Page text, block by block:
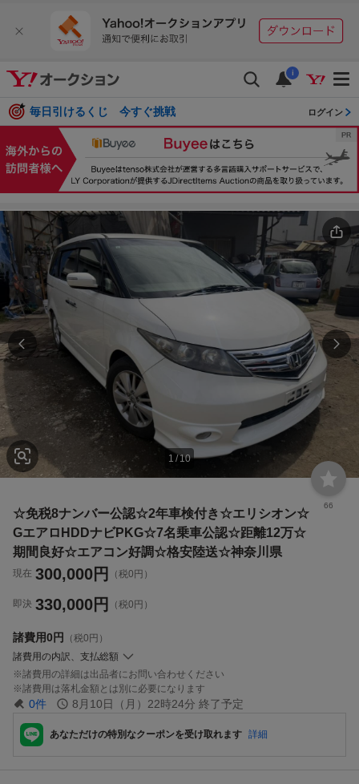
i
毎日引けるくじ 今すぐ挑戦 ログイン
1 /10
66
☆免税8ナンバー公認☆2年車検付き☆エリシオン☆
GエアロHDDナビPKG☆7名乗車公認☆距離12万☆
期間良好☆エアコン好調☆格安陸送☆神奈川県
現在 300,000円 （税0円）
即決 330,000円 （税0円）
諸費用0円
（税0円）
諸費用の内訳、支払総額
諸費用の詳細は出品者にお問い合わせください
諸費用は落札金額とは別に必要になります
0件 8月10日（月）22時24分 終了予定
あなただけの特別なクーポンを受け取れます 詳細